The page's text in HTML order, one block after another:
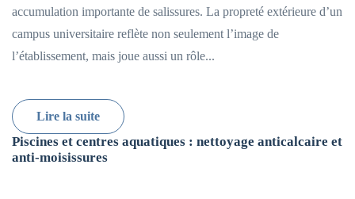
accumulation importante de salissures. La propreté extérieure d’un
campus universitaire reflète non seulement l’image de
l’établissement, mais joue aussi un rôle...
Lire la suite
Piscines et centres aquatiques : nettoyage anticalcaire et
anti-moisissures